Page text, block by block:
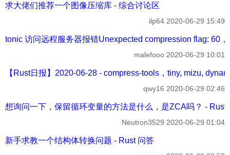
求大佬们推荐一个图像压缩库 - 综合讨论区
ilp64 2020-06-29 15:49
tonic 访问远程服务器报错Unexpected compression flag: 60
malefooo 2020-06-29 10:01
【Rust日报】2020-06-28 - compress-tools，tiny, mizu,
qwy16 2020-06-29 02:46
想询问一下，保留循环变量的方法是什么，是ZCA吗？ - Rust
Neutron3529 2020-06-29 01:04
新手求教一个结构体转换问题 - Rust 问答